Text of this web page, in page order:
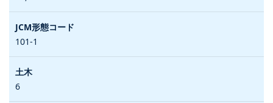
101-1
6